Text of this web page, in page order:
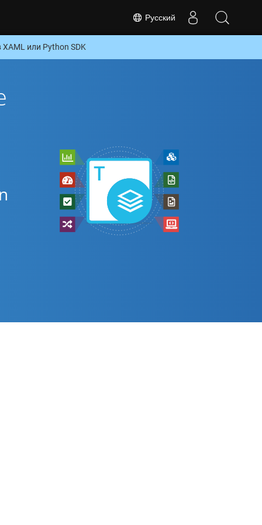
Русский
или Python SDK